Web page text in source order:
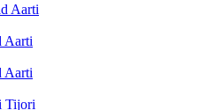
Aarti
Aarti
Aarti
Tijori